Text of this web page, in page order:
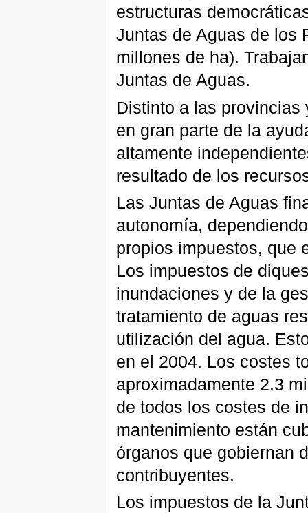
estructuras
Juntas de Aguas de los
millones de ha).
Juntas de Aguas.
Distinto a las
en gran parte de la
altamente
resultado de los
Las Juntas de Aguas
autonomía,
propios impuestos, que
Los impuestos de
inundaciones y de la
tratamiento de aguas
utilización del agua.
en el 2004. Los costes
aproximadamente 2.3
de todos los costes de
mantenimiento están
órganos que gobiernan
contribuyentes.
Los impuestos de la